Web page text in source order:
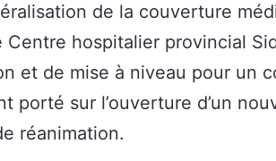
de la couverture
hospitalier provincial
et de mise à niveau pour un
porté sur l’ouverture d’un
réanimation.